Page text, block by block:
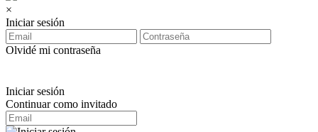
×
Iniciar sesión
Olvidé mi contraseña
Iniciar sesión
Continuar como invitado